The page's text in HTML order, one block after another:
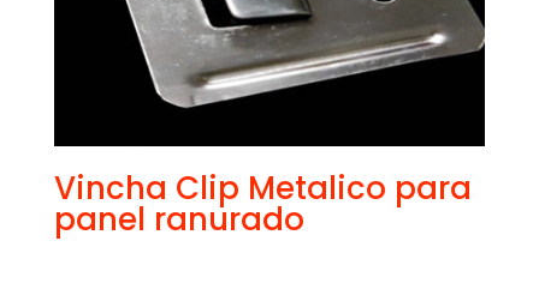
Vincha Clip Metalico para
panel ranurado